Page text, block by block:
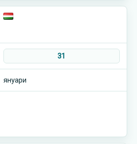
31
януари